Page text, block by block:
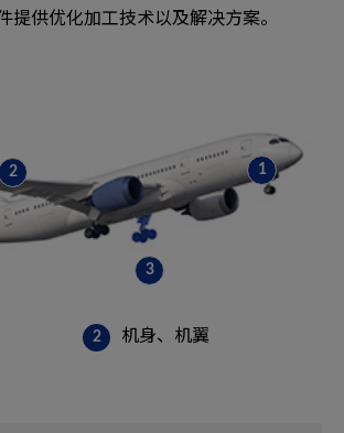
提供优化加工技术以及解决方案。
1
2
3
机身、机翼